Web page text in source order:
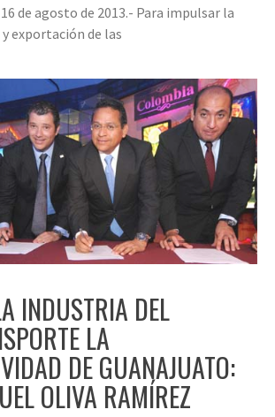
de agosto de 2013.- Para impulsar la
exportación de las
INDUSTRIA DEL
LA
DE GUANAJUATO:
OLIVA RAMÍREZ